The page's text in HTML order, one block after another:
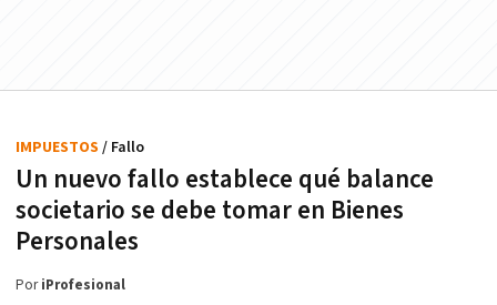
Un nuevo fallo establece qué balance
societario se debe tomar en Bienes
Personales
IMPUESTOS / Fallo
PoriProfesional